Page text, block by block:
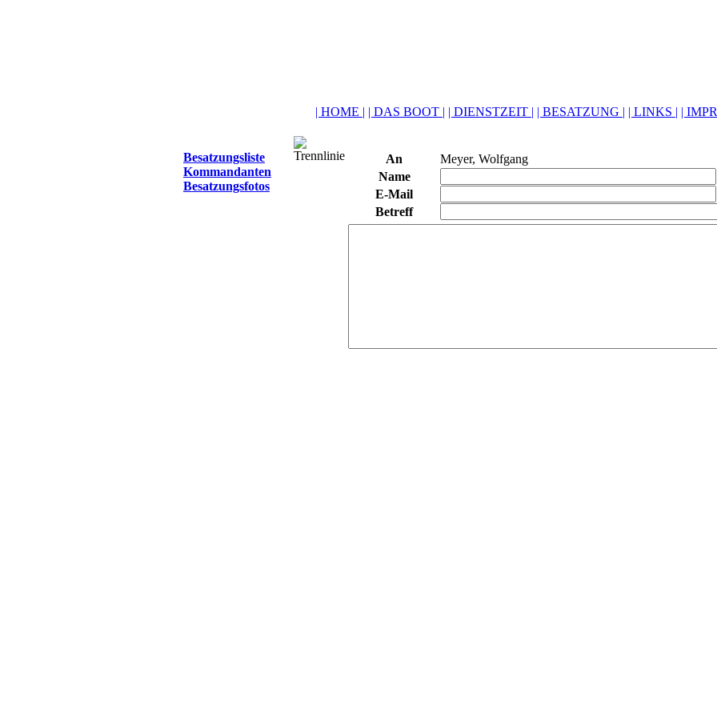
| HOME | | DAS BOOT | | DIENSTZEIT | | BESATZUNG | | LINKS | |
Besatzungsliste
Kommandanten
Besatzungsfotos
An
Meyer, Wolfgang
Name
E-Mail
Betreff